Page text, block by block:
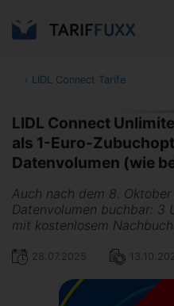
‹ LIDL Connect Tarife
LIDL Connect
als 1-Euro-
Datenvolumen (wie
Auch nach dem 8.
Datenvolumen buchbar:
mit kostenlosem
28.07.2025